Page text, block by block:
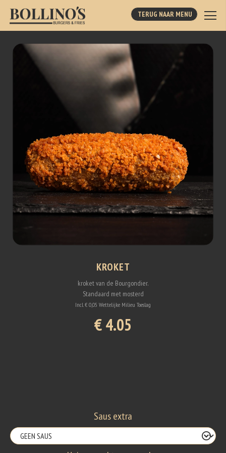
TERUG NAAR MENU
KROKET
kroket van de Bourgondier.
Standaard met mosterd
Incl. € 0,05 Wettelijke Milieu Toeslag
€ 4.05
Saus extra